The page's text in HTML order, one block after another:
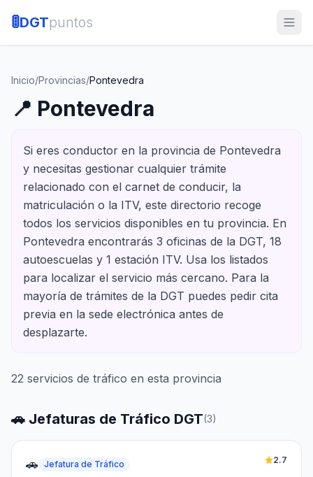
🚦DGTpuntos
Inicio/Provincias/Pontevedra
📍 Pontevedra
Si eres conductor en la provincia de Pontevedra
y necesitas gestionar cualquier trámite
relacionado con el carnet de conducir, la
matriculación o la ITV, este directorio recoge
todos los servicios disponibles en tu provincia. En
Pontevedra encontrarás 3 oficinas de la DGT, 18
autoescuelas y 1 estación ITV. Usa los listados
para localizar el servicio más cercano. Para la
mayoría de trámites de la DGT puedes pedir cita
previa en la sede electrónica antes de
desplazarte.
22 servicios de tráfico en esta provincia
🚗 Jefaturas de Tráfico DGT(3)
🚗 Jefatura de Tráfico 2.7